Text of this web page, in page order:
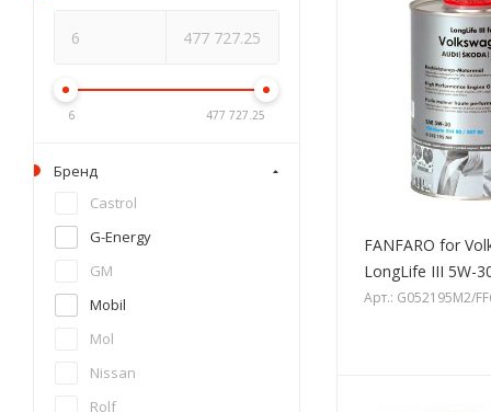
FANFARO for
LongLife III 5W-
Арт.: G052195M2/
6 477 727.25
Бренд
Castrol
G-Energy
GM
Mobil
Mol
Nissan
Rolf